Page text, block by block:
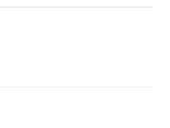
via X -
nieuwsbericht via
dit nieuwsbericht
dit